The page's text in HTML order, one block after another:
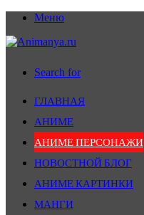
Меню
Search for
ГЛАВНАЯ
АНИМЕ
АНИМЕ ПЕРСОНАЖИ
НОВОСТНОЙ БЛОГ
АНИМЕ КАРТИНКИ
МАНГИ